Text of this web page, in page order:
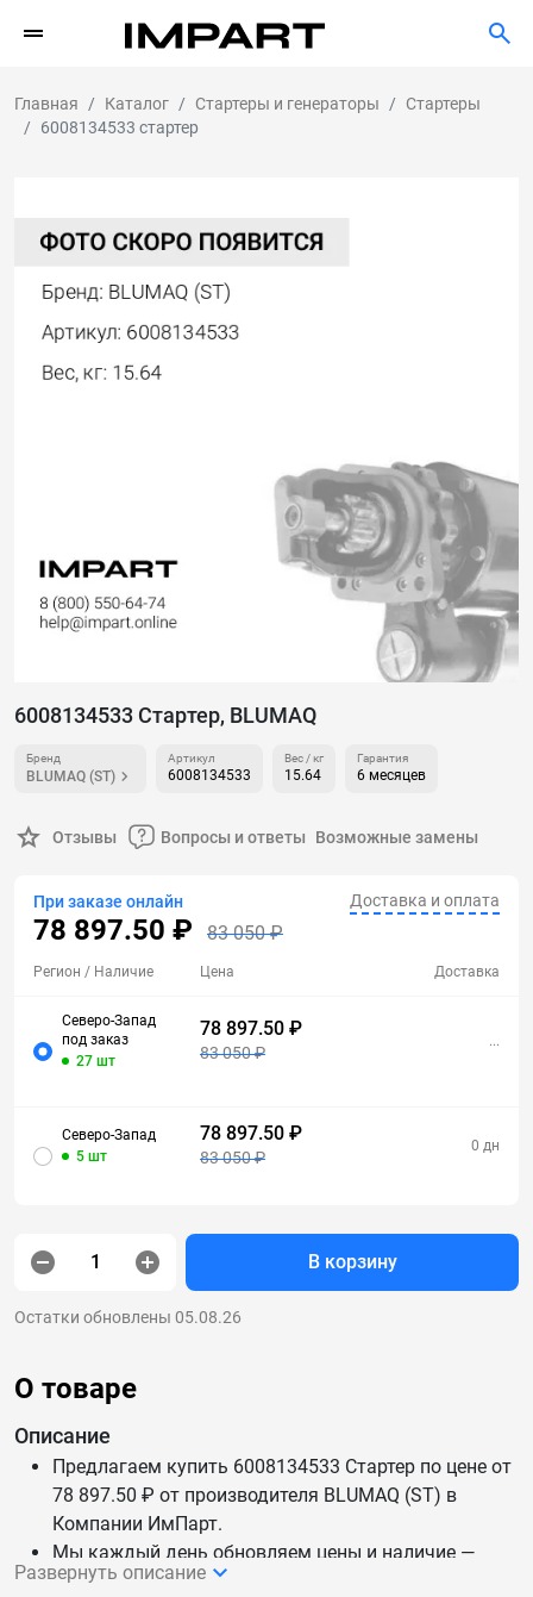
Главная Каталог Стартеры и генераторы
Стартеры
6008134533 стартер
6008134533 Стартер, BLUMAQ
Бренд
BLUMAQ (ST)
Артикул
6008134533
Вес / кг
15.64
Гарантия
6 месяцев
Отзывы Вопросы и ответы Возможные замены
При заказе онлайн
78 897.50 ₽ 83 050 ₽
Доставка и оплата
Регион / Наличие Цена Доставка
Северо-Запад
под заказ
27 шт
78 897.50 ₽
83 050 ₽
...
Северо-Запад
5 шт
78 897.50 ₽
83 050 ₽
0 дн
В корзину
Остатки обновлены 05.08.26
О товаре
Описание
Предлагаем купить 6008134533 Стартер по цене от
78 897.50 ₽ от производителя BLUMAQ (ST) в
Компании ИмПарт.
Мы каждый день обновляем цены и наличие —
данные актуальны.
Развернуть описание